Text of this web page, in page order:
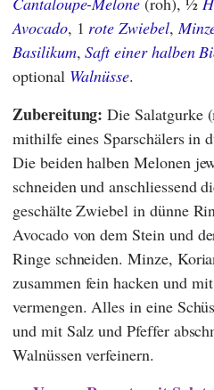
Avocado, 1 rote Zwiebel,
Basilikum,Saft einer halben
optional Walnüsse.
Zubereitung:Die Salatgurke
mithilfe eines Sparschälers in
Die beiden halben Melonen
schneiden und anschliessend
geschälte Zwiebel in dünne
Avocado von dem Stein und
Ringe schneiden. Minze,
zusammen fein hacken und
vermengen. Alles in eine
und mit Salz und Pfeffer
Walnüssen verfeinern.